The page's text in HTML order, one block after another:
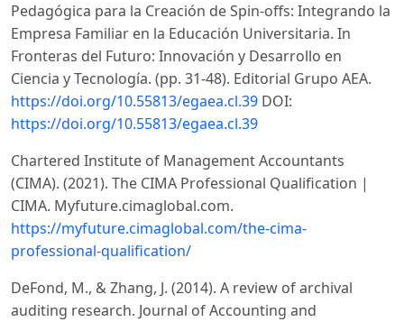
Pedagógica para la Creación de Spin-offs: Integrando la
Empresa Familiar en la Educación Universitaria. In
Fronteras del Futuro: Innovación y Desarrollo en
Ciencia y Tecnología. (pp. 31-48). Editorial Grupo AEA.
https://doi.org/10.55813/egaea.cl.39 DOI:
https://doi.org/10.55813/egaea.cl.39
Chartered Institute of Management Accountants
(CIMA). (2021). The CIMA Professional Qualification |
CIMA. Myfuture.cimaglobal.com.
https://myfuture.cimaglobal.com/the-cima-
professional-qualification/
DeFond, M., & Zhang, J. (2014). A review of archival
auditing research. Journal of Accounting and